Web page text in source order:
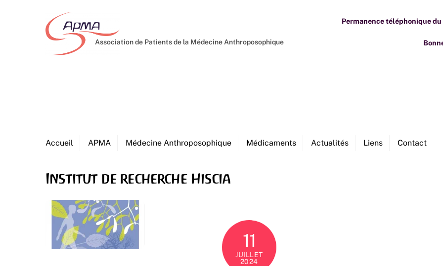
Association de Patients de la Médecine Anthroposophique
Accueil APMA Médecine Anthroposophique Médicaments Actualités Liens Contact
Permanence téléphonique du
Institut de recherche Hiscia
11
JUILLET
2024